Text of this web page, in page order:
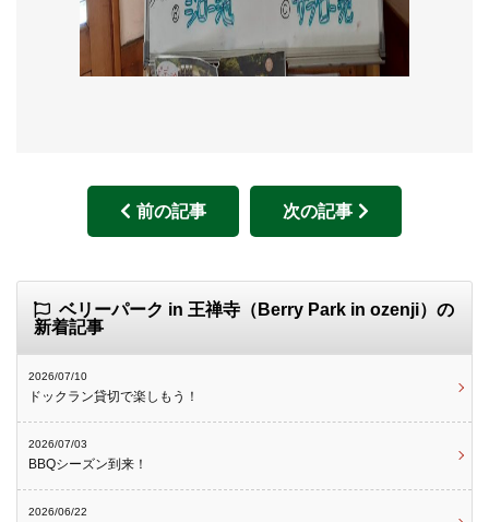
前の記事 次の記事
ベリーパーク in 王禅寺（Berry Park in ozenji）の
新着記事
2026/07/10
ドックラン貸切で楽しもう！
2026/07/03
BBQシーズン到来！
2026/06/22